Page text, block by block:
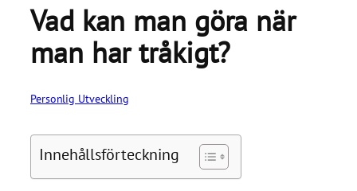
Vad kan man göra när
man har tråkigt?
Personlig Utveckling
Innehållsförteckning